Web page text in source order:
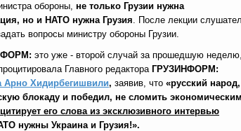
обороны, не только Грузии нужна
но и НАТО нужна Грузия. После лекции
вопросы министру обороны Грузии.
это уже - второй случай за прошедшую
Главного редактора ГРУЗИНФОРМ:
Арно Хидирбегишвили, заявив, что «русский народ,
блокаду и победил, не сломить
цитирует его слова из эксклюзивного интервью
нужны Украина и Грузия!».